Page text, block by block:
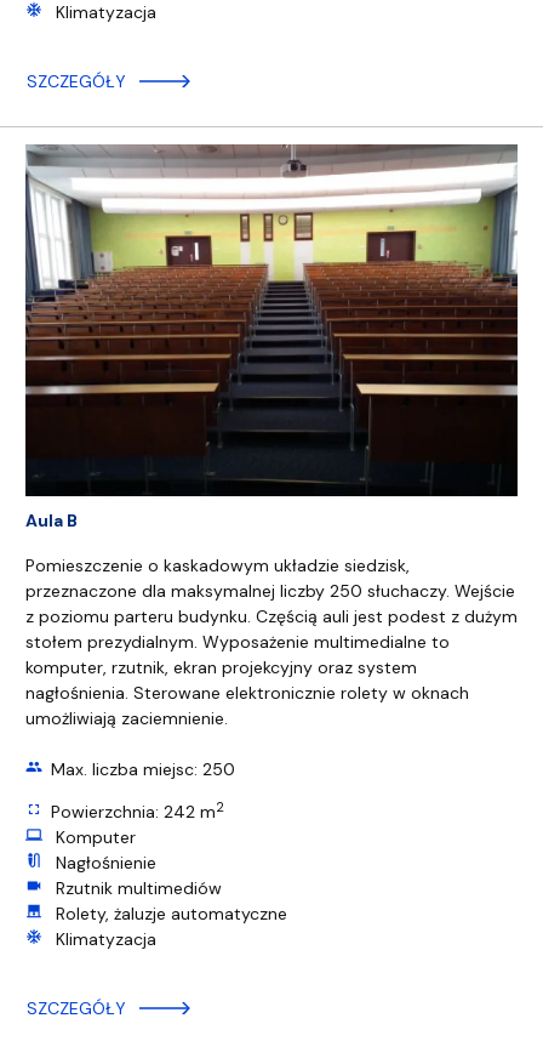
ac_unit Klimatyzacja
SZCZEGÓŁY
Aula B
Pomieszczenie o kaskadowym układzie siedzisk,
przeznaczone dla maksymalnej liczby 250 słuchaczy. Wejście
z poziomu parteru budynku. Częścią auli jest podest z dużym
stołem prezydialnym. Wyposażenie multimedialne to
komputer, rzutnik, ekran projekcyjny oraz system
nagłośnienia. Sterowane elektronicznie rolety w oknach
umożliwiają zaciemnienie.
group Max. liczba miejsc: 250
fullscreen Powierzchnia: 242 m2
computer
Komputer
mic_external_on Nagłośnienie
videocam Rzutnik multimediów
roller_shades Rolety, żaluzje automatyczne
ac_unit Klimatyzacja
SZCZEGÓŁY